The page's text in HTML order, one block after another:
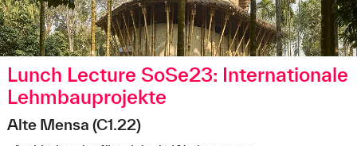
Lunch Lecture SoSe23: Internationale
Lehmbauprojekte
Alte Mensa (C1.22)